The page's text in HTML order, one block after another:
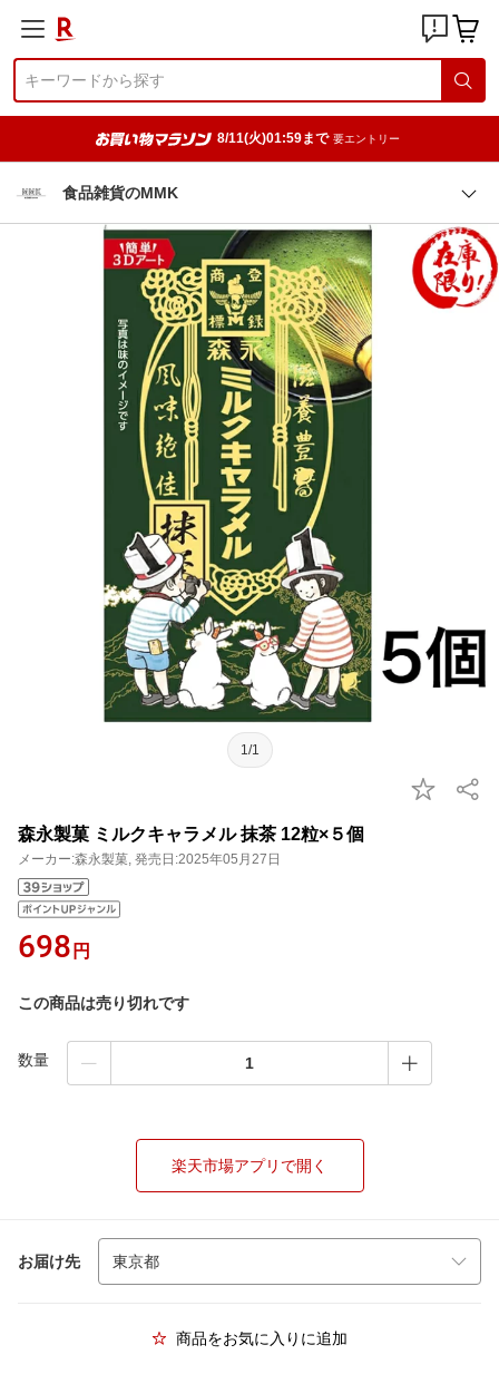
8/11(火)01:59まで 要エントリー
食品雑貨のMMK
1/1
森永製菓 ミルクキャラメル 抹茶 12粒×５個
メーカー:森永製菓, 発売日:2025年05月27日
698 円
この商品は売り切れです
数量
楽天市場アプリで開く
お届け先
商品をお気に入りに追加